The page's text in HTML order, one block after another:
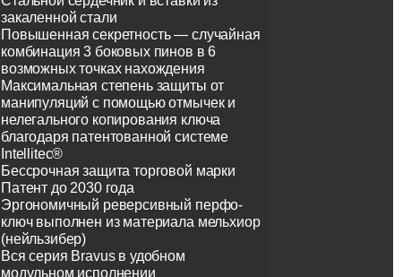
закаленной стали
Повышенная секретность — случайная
комбинация 3 боковых пинов в 6
возможных точках нахождения
Максимальная степень защиты от
манипуляций с помощью отмычек и
нелегального копирования ключа
благодаря патентованной системе
Intellitec®
Бессрочная защита торговой марки
Патент до 2030 года
Эргономичный реверсивный перфо-
ключ выполнен из материала мельхиор
(нейльзибер)
Вся серия Bravus в удобном
модульном исполнении